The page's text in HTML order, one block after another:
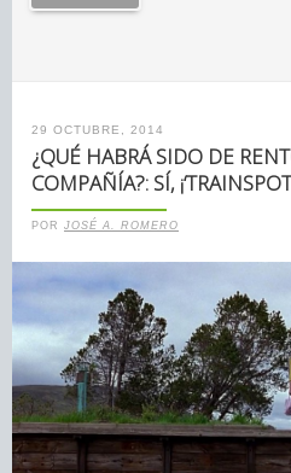
29 OCTUBRE, 2014
¿QUÉ HABRÁ SIDO DE
COMPAÑÍA?: SÍ,
POR JOSÉ A. ROMERO